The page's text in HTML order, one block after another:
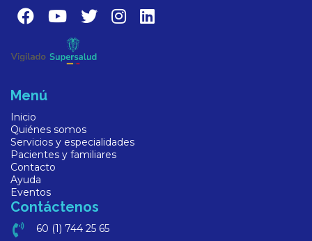
Menú
Inicio
Quiénes somos
Servicios y especialidades
Pacientes y familiares
Contacto
Ayuda
Eventos
Contáctenos
60 (1) 744 25 65